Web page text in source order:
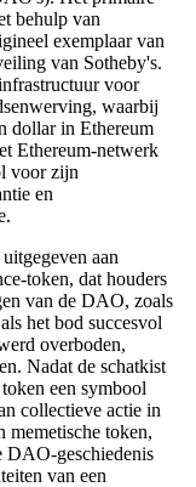
behulp van
exemplaar van
van Sotheby's.
voor
waarbij
dollar in Ethereum
Ethereum-netwerk
voor zijn
en
aan
token, dat houders
van de DAO, zoals
het bod succesvol
overboden,
Nadat de schatkist
een symbool
collectieve actie in
memetische token,
DAO-geschiedenis
van een